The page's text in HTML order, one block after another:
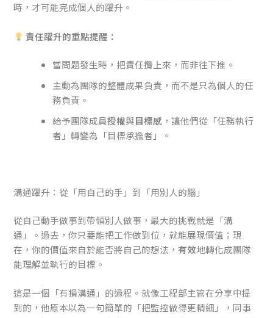
時，才可能完成個人的躍升。
責任躍升的重點提醒：
當問題發生時，把責任攬上來，而非往下推。
主動為團隊的整體成果負責，而不是只為個人的任
務負責。
給予團隊成員授權與目標感 ，讓他們從「任務執行
者」轉變為「目標承擔者」。
溝通躍升：從「用自己的手」到「用別人的腦」
從自己動手做事到帶領別人做事，最大的挑戰就是「溝
通」。過去，你只要能把工作做到位，就能展現價值；現
在，你的價值來自於能否將自己的想法， 有效地轉化成團隊
能理解並執行的目標。
這是一個「有損溝通」的過程。就像工程部主管在分享中提
到的，他原本以為一句簡單的「把監控做得更精細」，同事